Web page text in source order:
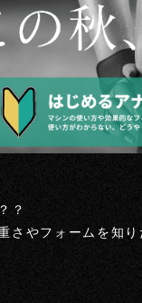
？
さやフォームを知り